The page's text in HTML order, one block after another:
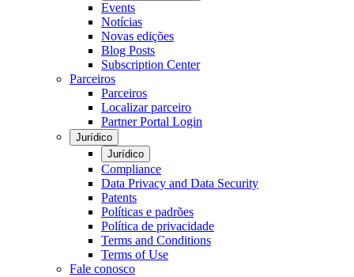
Events
Notícias
Novas edições
Blog Posts
Subscription Center
Parceiros
Parceiros
Localizar parceiro
Partner Portal Login
Jurídico
Jurídico
Compliance
Data Privacy and Data Security
Patents
Políticas e padrões
Política de privacidade
Terms and Conditions
Terms of Use
Fale conosco